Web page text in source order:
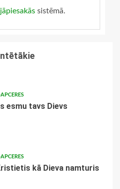
jāpiesakās sistēmā.
APCERES
esmu tavs Dievs
APCERES
kā Dieva namturis